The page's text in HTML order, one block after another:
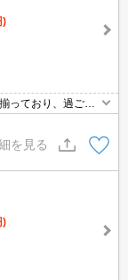
)
っており、過ごし
配ボックスがある
ません。駐輪場付
、契約のみでBS
を見る
)